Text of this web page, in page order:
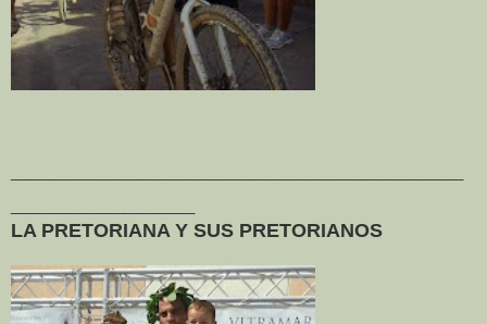
LA PRETORIANA Y SUS PRETORIANOS